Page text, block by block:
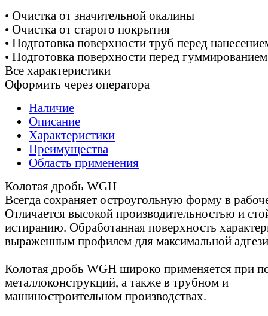
• Очистка от значительной окалины
• Очистка от старого покрытия
• Подготовка поверхности труб перед
• Подготовка поверхности перед гуммированием
Все характеристики
Оформить через оператора
Наличие
Описание
Характеристики
Преимущества
Область применения
Колотая дробь WGH
Всегда сохраняет остроугольную форму в
Отличается высокой производительностью и
истиранию. Обработанная поверхность
выраженным профилем для максимальной
Колотая дробь WGH широко применяется при
металлоконструкций, а также в трубном и
машиностроительном производствах.